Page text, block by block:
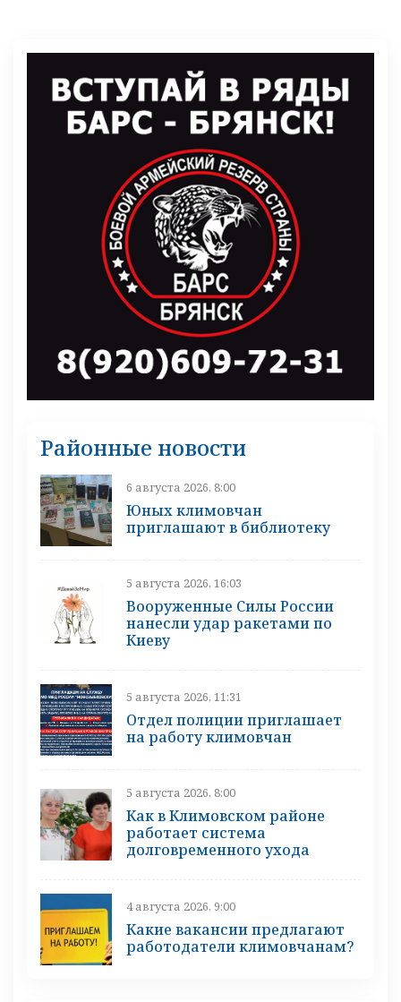
Районные новости
6 августа 2026, 8:00
Юных климовчан
приглашают в библиотеку
5 августа 2026, 16:03
Вооруженные Силы России
нанесли удар ракетами по
Киеву
5 августа 2026, 11:31
Отдел полиции приглашает
на работу климовчан
5 августа 2026, 8:00
Как в Климовском районе
работает система
долговременного ухода
4 августа 2026, 9:00
Какие вакансии предлагают
работодатели климовчанам?